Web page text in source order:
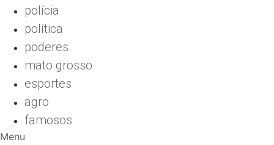
polícia
política
poderes
mato grosso
esportes
agro
famosos
Menu